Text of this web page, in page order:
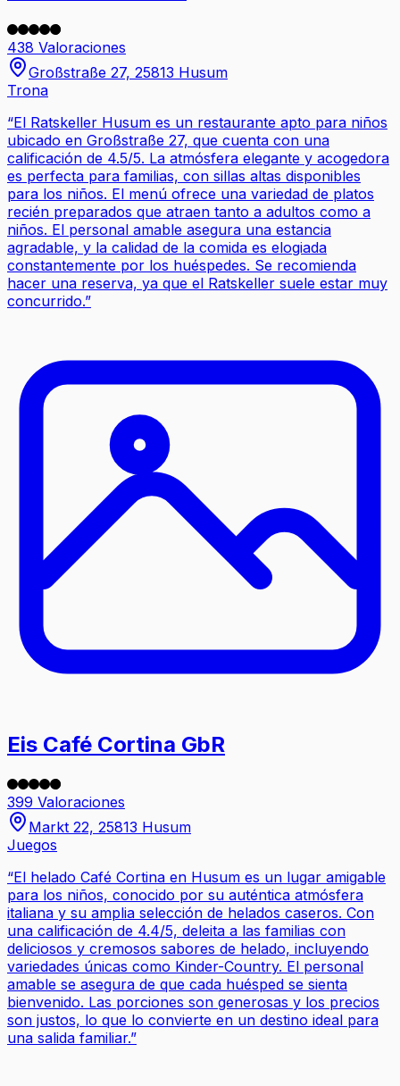
438 Valoraciones
Großstraße 27, 25813 Husum
Trona
“El Ratskeller Husum es un restaurante apto para niños
ubicado en Großstraße 27, que cuenta con una
calificación de 4.5/5. La atmósfera elegante y acogedora
es perfecta para familias, con sillas altas disponibles
para los niños. El menú ofrece una variedad de platos
recién preparados que atraen tanto a adultos como a
niños. El personal amable asegura una estancia
agradable, y la calidad de la comida es elogiada
constantemente por los huéspedes. Se recomienda
hacer una reserva, ya que el Ratskeller suele estar muy
concurrido.”
Eis Café Cortina GbR
399 Valoraciones
Markt 22, 25813 Husum
Juegos
“El helado Café Cortina en Husum es un lugar amigable
para los niños, conocido por su auténtica atmósfera
italiana y su amplia selección de helados caseros. Con
una calificación de 4.4/5, deleita a las familias con
deliciosos y cremosos sabores de helado, incluyendo
variedades únicas como Kinder-Country. El personal
amable se asegura de que cada huésped se sienta
bienvenido. Las porciones son generosas y los precios
son justos, lo que lo convierte en un destino ideal para
una salida familiar.”